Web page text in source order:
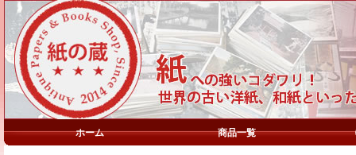
ホーム 商品一覧